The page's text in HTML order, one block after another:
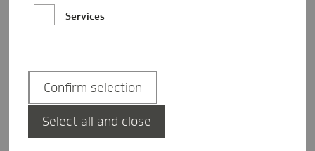
Cornelia Benzing
Services
Confirm selection
Select all and close